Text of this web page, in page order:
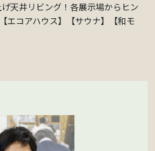
天井リビング！各展示場からヒン
エコアハウス】【サウナ】【和モ